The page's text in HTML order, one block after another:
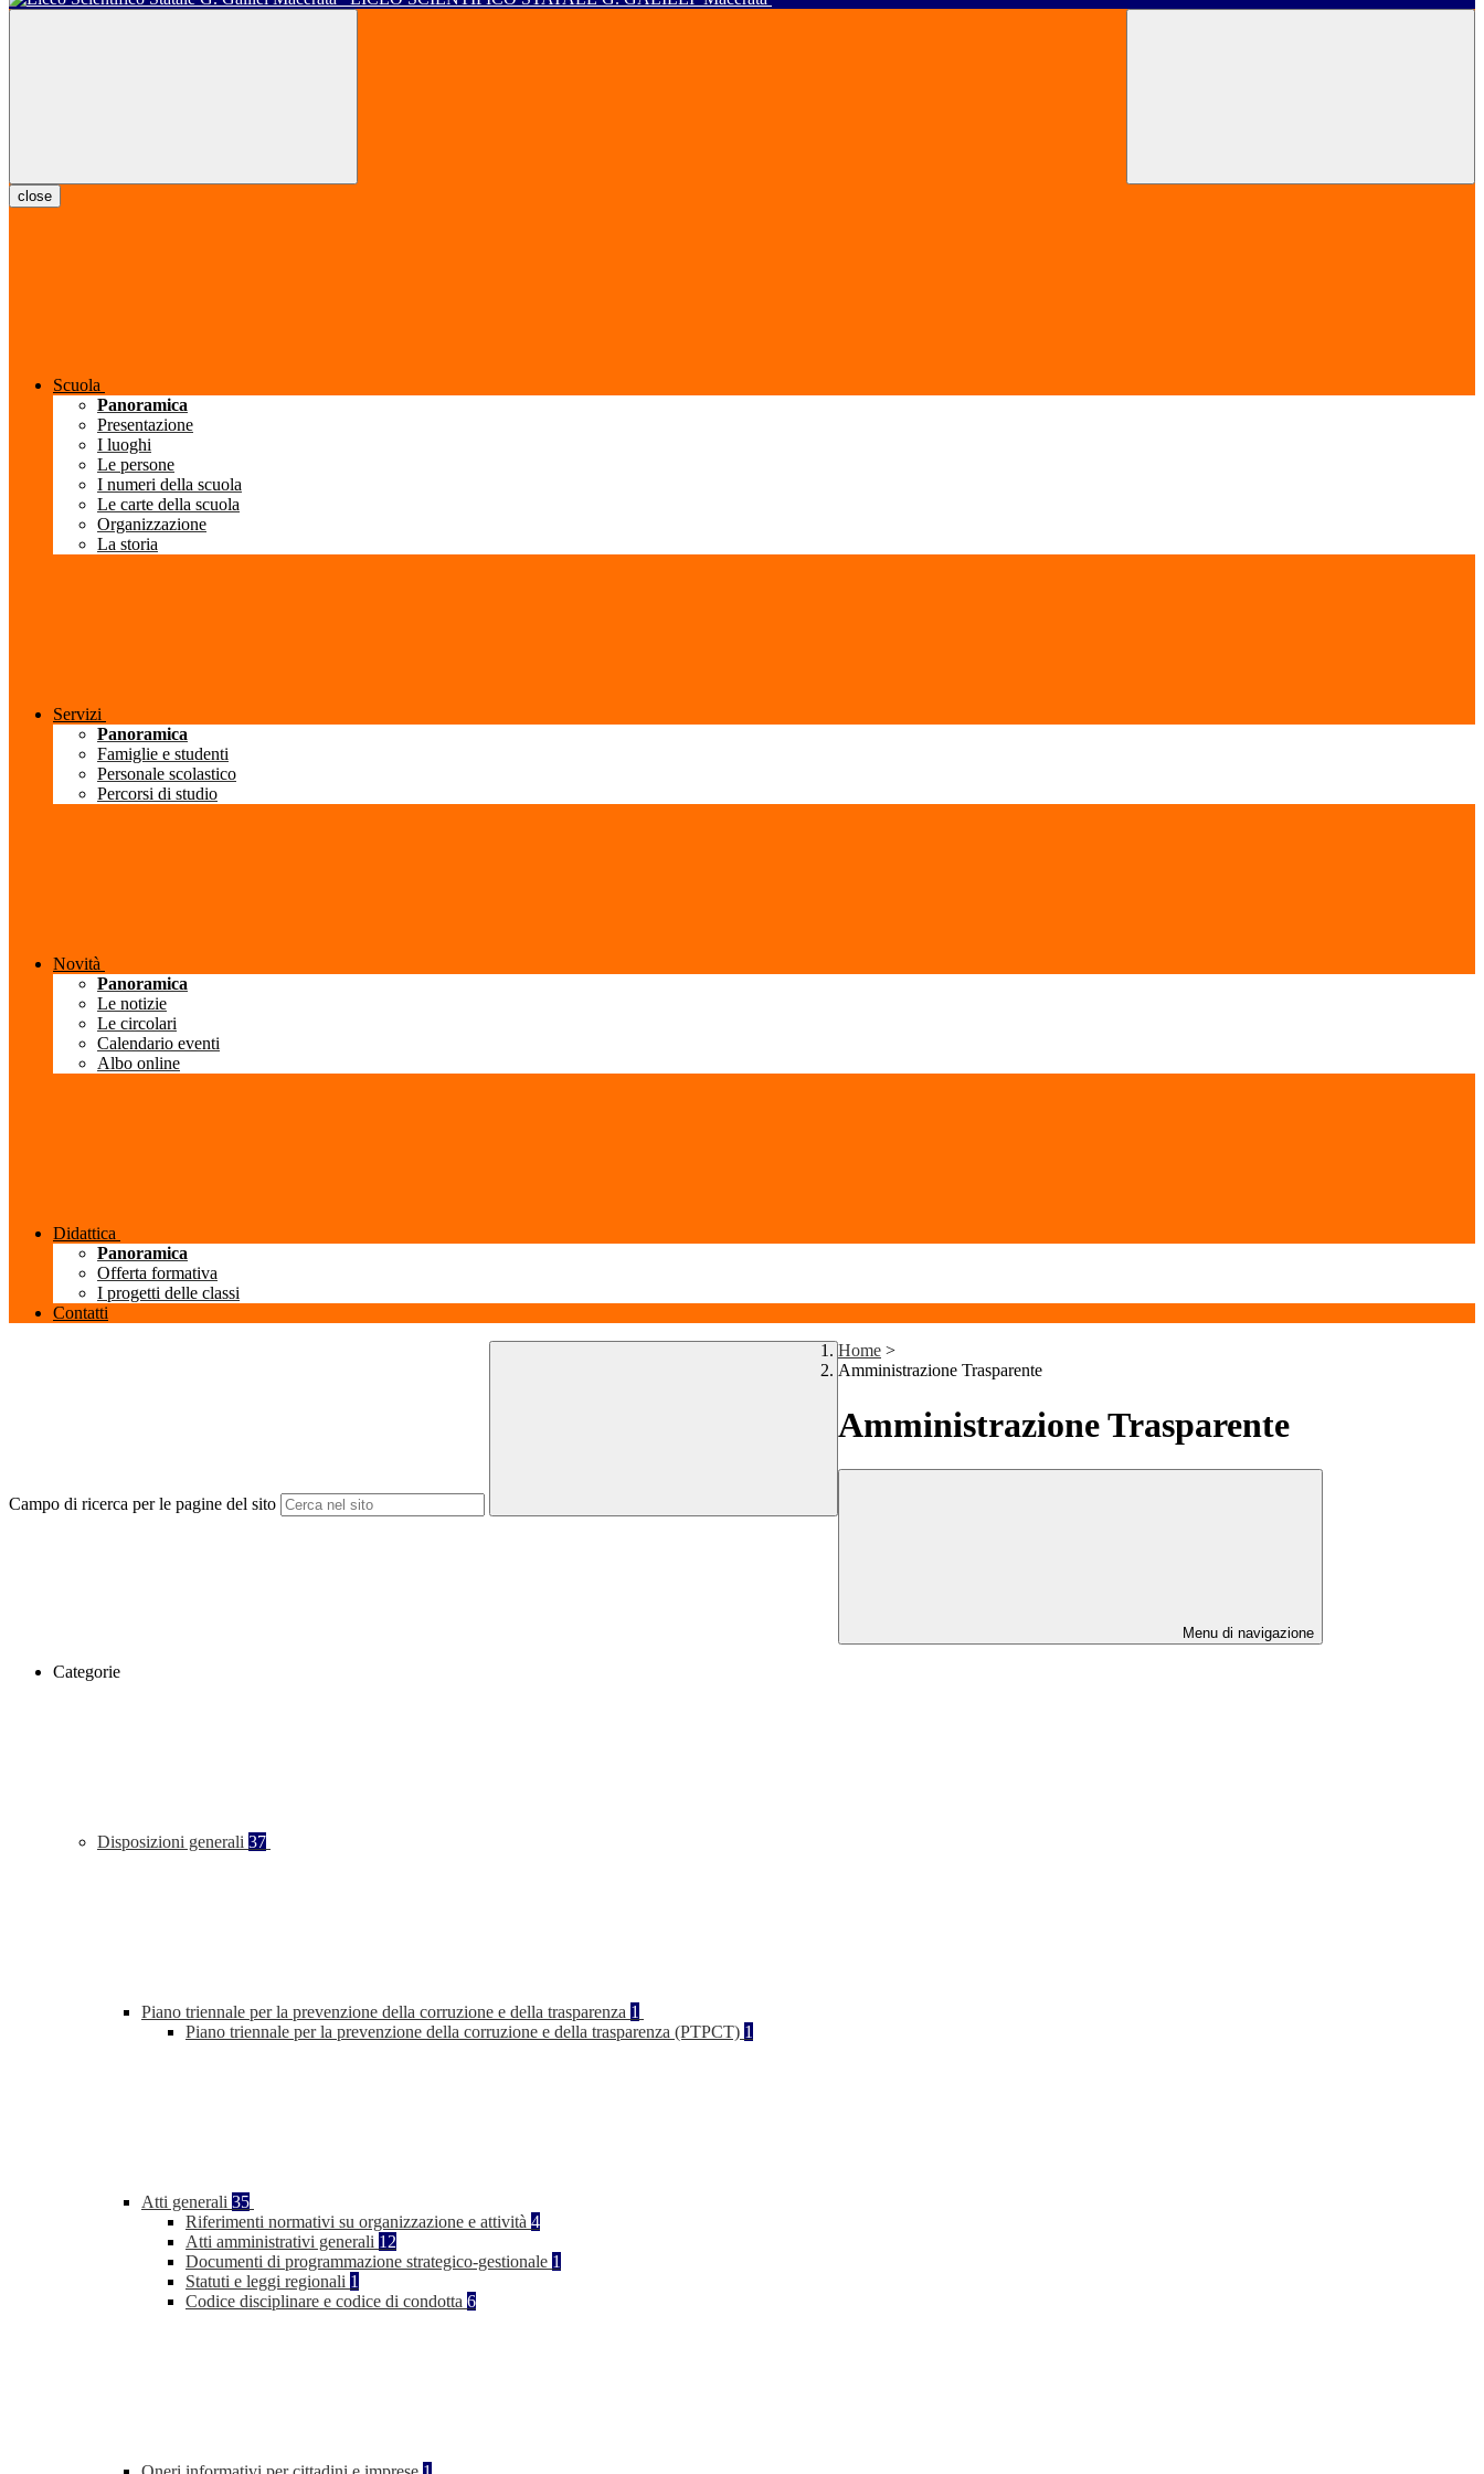
close
Scuola
Panoramica
Presentazione
I luoghi
Le persone
I numeri della scuola
Le carte della scuola
Organizzazione
La storia
Servizi
Panoramica
Famiglie e studenti
Personale scolastico
Percorsi di studio
Novità
Panoramica
Le notizie
Le circolari
Calendario eventi
Albo online
Didattica
Panoramica
Offerta formativa
I progetti delle classi
Contatti
Campo di ricerca per le pagine del sito
Home >
Amministrazione Trasparente
Amministrazione Trasparente
Menu di navigazione
Categorie
Disposizioni generali 37
Piano triennale per la prevenzione della corruzione e della trasparenza 1
Piano triennale per la prevenzione della corruzione e della trasparenza (PTPCT) 1
Atti generali 35
Riferimenti normativi su organizzazione e attività 4
Atti amministrativi generali 12
Documenti di programmazione strategico-gestionale 1
Statuti e leggi regionali 1
Codice disciplinare e codice di condotta 6